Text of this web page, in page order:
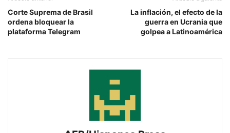
Corte Suprema de Brasil
ordena bloquear la
plataforma Telegram
La inflación, el efecto de la
guerra en Ucrania que
golpea a Latinoamérica